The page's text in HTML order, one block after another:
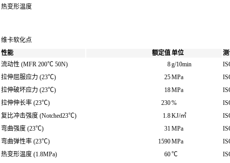
热变形温度
维卡软化点
性能
额定值单位
流动性 (MFR 200℃ 50N)
8g/10min
拉伸屈服应力 (23℃)
25MPa
拉伸破坏应力 (23℃)
18MPa
拉伸伸长率 (23℃)
230%
复比冲击强度 (Notched23℃)
1.8KJ/㎡
弯曲强度 (23℃)
31MPa
弯曲弹性率 (23℃)
1590MPa
热变形温度 (1.8MPa)
60℃